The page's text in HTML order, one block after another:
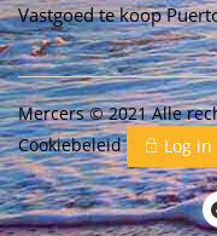
Vastgoed te koop
Mercers © 2021 Alle
Cookiebeleid
Log in